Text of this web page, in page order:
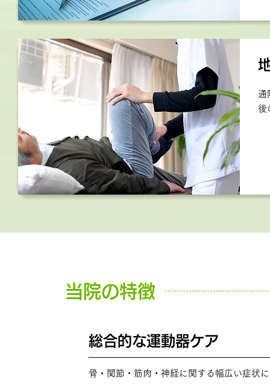
通
後
当院の特徴
総合的な運動器ケア
骨・関節・筋肉・神経に関する幅広い症状